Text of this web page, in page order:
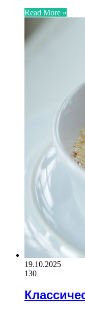
Read More »
19.10.2025
130